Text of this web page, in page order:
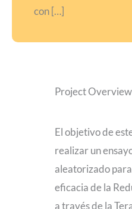
con […]
Project Overview
El objetivo de
realizar un
aleatorizado
eficacia de la
a través de la